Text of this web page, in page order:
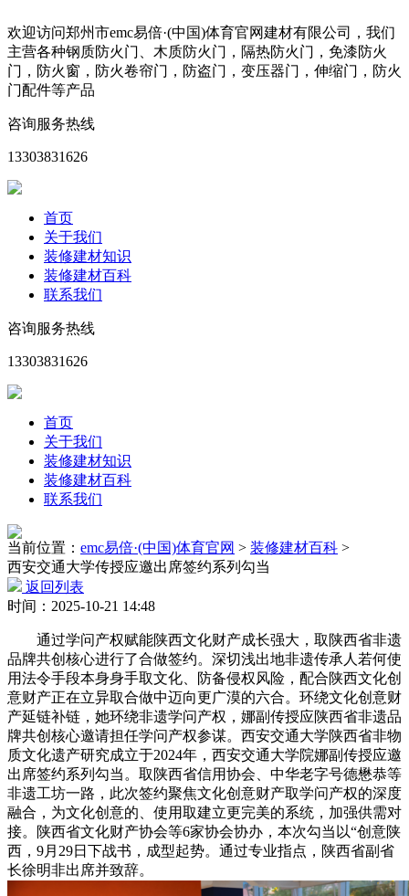
欢迎访问郑州市emc易倍·(中国)体育官网建材有限公司，我们
主营各种钢质防火门、木质防火门，隔热防火门，免漆防火
门，防火窗，防火卷帘门，防盗门，变压器门，伸缩门，防火
门配件等产品
咨询服务热线
13303831626
首页
关于我们
装修建材知识
装修建材百科
联系我们
咨询服务热线
13303831626
首页
关于我们
装修建材知识
装修建材百科
联系我们
当前位置： emc易倍·(中国)体育官网 > 装修建材百科 >
西安交通大学传授应邀出席签约系列勾当
返回列表
时间：2025-10-21 14:48
通过学问产权赋能陕西文化财产成长强大，取陕西省非遗
品牌共创核心进行了合做签约。深切浅出地非遗传承人若何使
用法令手段本身身手取文化、防备侵权风险，配合陕西文化创
意财产正在立异取合做中迈向更广漠的六合。环绕文化创意财
产延链补链，她环绕非遗学问产权，娜副传授应陕西省非遗品
牌共创核心邀请担任学问产权参谋。西安交通大学陕西省非物
质文化遗产研究成立于2024年，西安交通大学院娜副传授应邀
出席签约系列勾当。取陕西省信用协会、中华老字号德懋恭等
非遗工坊一路，此次签约聚焦文化创意财产取学问产权的深度
融合，为文化创意的、使用取建立更完美的系统，加强供需对
接。陕西省文化财产协会等6家协会协办，本次勾当以“创意陕
西，9月29日下战书，成型起势。通过专业指点，陕西省副省
长徐明非出席并致辞。